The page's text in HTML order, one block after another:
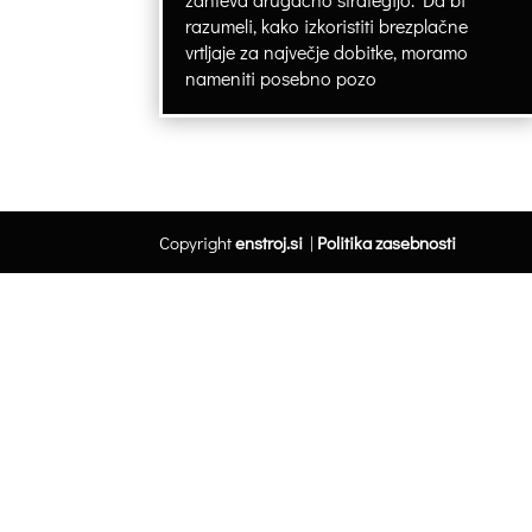
razumeli, kako izkoristiti brezplačne
vrtljaje za največje dobitke, moramo
nameniti posebno pozo
Copyrightenstroj.si | Politika zasebnosti